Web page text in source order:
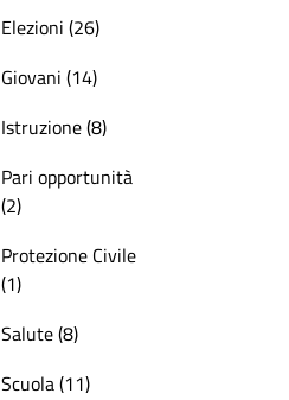
Elezioni (26)
Giovani (14)
Istruzione (8)
Pari opportunità
(2)
Protezione Civile
(1)
Salute (8)
Scuola (11)